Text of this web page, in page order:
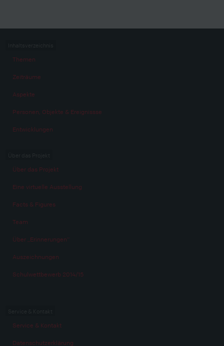
Themen
Zeiträume
Aspekte
Personen, Objekte & Ereignissse
Entwicklungen
Über das Projekt
Eine virtuelle Ausstellung
Facts & Figures
Team
Über „Erinnerungen“
Auszeichnungen
Schulwettbewerb 2014/15
Service & Kontakt
Datenschutzerklärung